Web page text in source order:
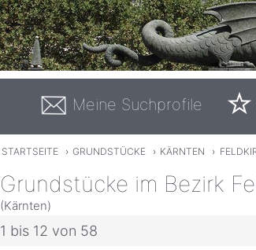
Meine Suchprofile
STARTSEITE › GRUNDSTÜCKE › KÄRNTEN ›
Grundstücke im Bezirk
(Kärnten)
1 bis 12 von 58